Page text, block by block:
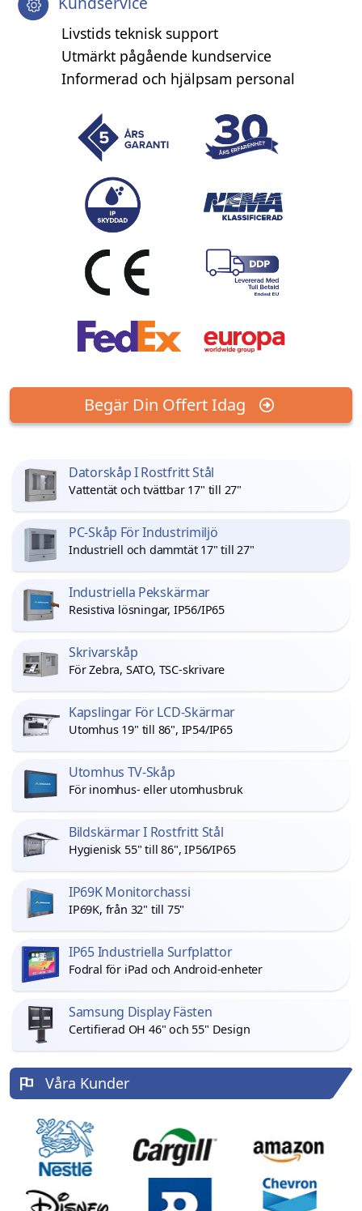
Livstids teknisk support
Utmärkt pågående kundservice
Informerad och hjälpsam personal
Begär Din Offert Idag
Datorskåp I Rostfritt Stål
Vattentät och tvättbar 17" till 27"
PC-Skåp För Industrimiljö
Industriell och dammtät 17" till 27"
Industriella Pekskärmar
Resistiva lösningar, IP56/IP65
Skrivarskåp
För Zebra, SATO, TSC-skrivare
Kapslingar För LCD-Skärmar
Utomhus 19" till 86", IP54/IP65
Utomhus TV-Skåp
För inomhus- eller utomhusbruk
Bildskärmar I Rostfritt Stål
Hygienisk 55" till 86", IP56/IP65
IP69K Monitorchassi
IP69K, från 32" till 75"
IP65 Industriella Surfplattor
Fodral för iPad och Android-enheter
Samsung Display Fästen
Certifierad OH 46" och 55" Design
Våra Kunder